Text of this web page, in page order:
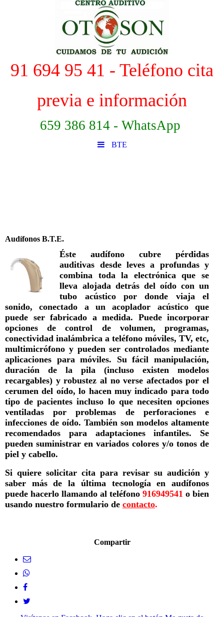
91 694 95 41 - Teléfono cita
previa e información
659 386 814 - WhatsApp
BTE
Audífonos B.T.E.
Éste audífono cubre pérdidas
auditivas desde leves a profundas y
combina toda la electrónica que se
lleva alojada detrás del oído con un
tubo acústico por donde viaja el
sonido, conectado a un acoplador acústico que
puede ser fabricado a medida. Puede incorporar
opciones de control de volumen, programas,
conectividad inalámbrica a teléfono móviles, TV, etc,
multimicrófono y pueden ser controlados mediante
aplicaciones para móviles. Su fácil manipulación,
duración de la pila (incluso existen modelos
recargables) y robustez al no verse afectados por el
cerumen del oído, lo hacen muy indicado para todo
tipo de pacientes incluso lo que necesiten opciones
ventiladas por problemas de perforaciones e
infecciones de oído. También son modelos altamente
recomendados para adaptaciones infantiles. Se
pueden suministrar en variados colores y/o tonos de
piel y cabello.
Si quiere solicitar cita para revisar su audición y
saber más de la última tecnología en audífonos
puede hacerlo llamando al teléfono 916949541 o bien
usando nuestro formulario de contacto.
Compartir